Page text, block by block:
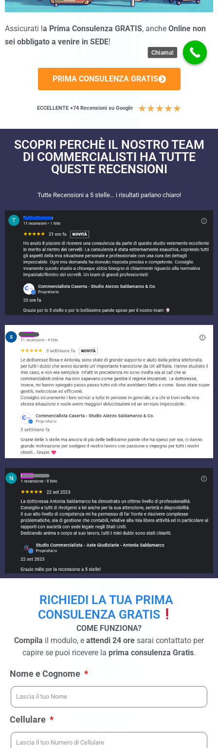
Assicurati la Prima Consulenza GRATIS, anche Online non
sei obbligato a venire in SEDE!
PRIMA CONSULENZA GRATIS
ECCELLENTE +74 Recensioni su Google ★★★★★
SCOPRI PERCHÈ IL NOSTRO TEAM
DI COMMERCIALISTI HA TUTTE
QUESTE RECENSIONI​
Tutte Recensioni a 5 stelle… i risultati parlano chiaro!
RICHIEDI LA TUA PRIMA
CONSULENZA GRATIS
COME FUNZIONA?
Compila il modulo, e attendi 24 ore sarai contattato per
capire se puoi ricevere la prima consulenza Gratis.
Nome e Cognome
Cellulare
Chiama!